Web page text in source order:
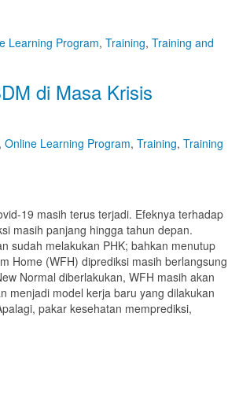
Learning Program, Training, Training and
di Masa Krisis
, Online Learning Program, Training, Training
19 masih terus terjadi. Efeknya terhadap
masih panjang hingga tahun depan.
sudah melakukan PHK; bahkan menutup
Home (WFH) diprediksi masih berlangsung
Normal diberlakukan, WFH masih akan
menjadi model kerja baru yang dilakukan
pakar kesehatan memprediksi,